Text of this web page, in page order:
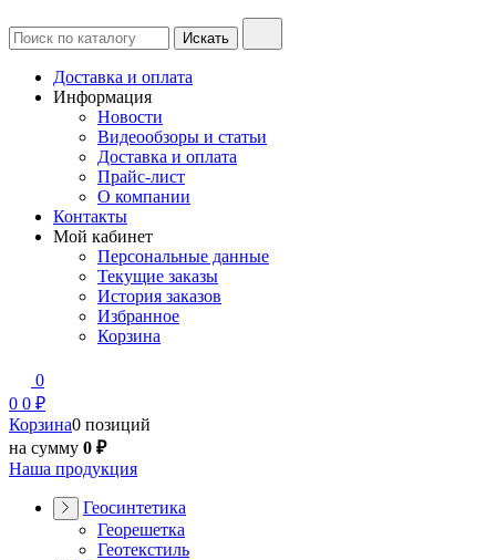
Доставка и оплата
Информация
Новости
Видеообзоры и статьи
Доставка и оплата
Прайс-лист
О компании
Контакты
Мой кабинет
Персональные данные
Текущие заказы
История заказов
Избранное
Корзина
0
0 0 ₽
Корзина0 позиций
на сумму 0 ₽
Наша продукция
Геосинтетика
Георешетка
Геотекстиль